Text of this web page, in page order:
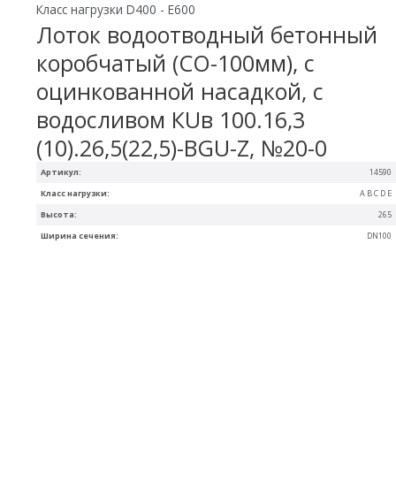
Артикул: 14590
Ширина сечения: DN100
Высота: 265
Класс нагрузки: A B C D E
Класс нагрузки D400 - E600
Лоток водоотводный бетонный
коробчатый (СО-100мм), с
оцинкованной насадкой, с
водосливом КUв 100.16,3
(10).26,5(22,5)-BGU-Z, №20-0